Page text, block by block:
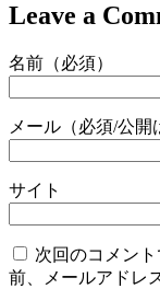
Leave a
名前（必須）
メール（必須/公開
サイト
次回のコメン
前、メールアドレ